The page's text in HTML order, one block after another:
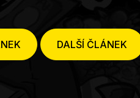
DALŠÍ ČLÁNEK